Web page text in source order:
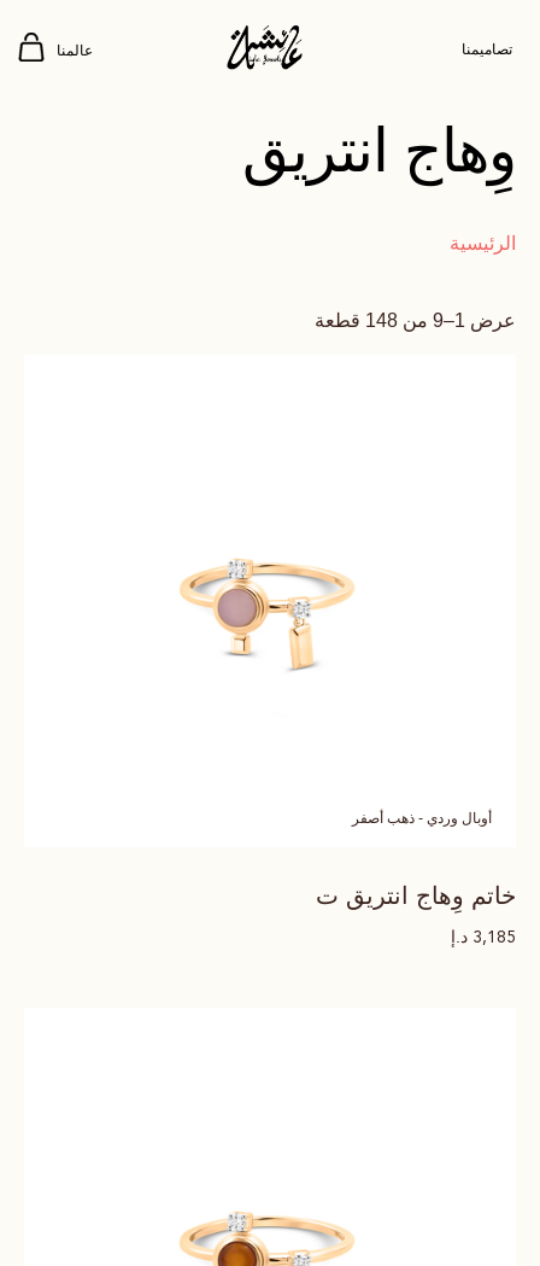
تصاميمنا عالمنا
وِهاج انتريق
الرئيسية
عرض 1–9 من 148 قطعة
أوبال وردي - ذهب أصفر
خاتم وِهاج انتريق ت
3,185 د.إ